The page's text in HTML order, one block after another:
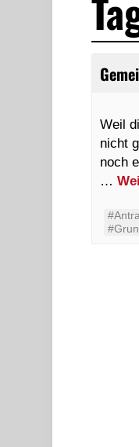
Weil
nicht
noch
…